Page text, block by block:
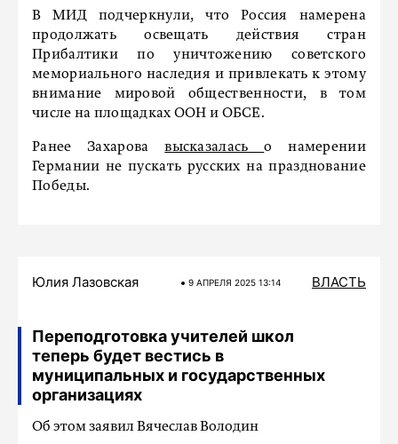
В МИД подчеркнули, что Россия намерена
продолжать освещать действия стран
Прибалтики по уничтожению советского
мемориального наследия и привлекать к этому
внимание мировой общественности, в том
числе на площадках ООН и ОБСЕ.
Ранее Захаровавысказаласьо намерении
Германии не пускать русских на празднование
Победы.
Юлия Лазовская 9 АПРЕЛЯ 2025 13:14 ВЛАСТЬ
Переподготовка учителей школ
теперь будет вестись в
муниципальных и государственных
организациях
Об этом заявил Вячеслав Володин